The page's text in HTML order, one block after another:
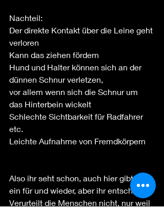
Nachteil:
Der direkte Kontakt über die Leine geht
verloren
Kann das ziehen fördern
Hund und Halter können sich an der
dünnen Schnur verletzen,
vor allem wenn sich die Schnur um
das Hinterbein wickelt
Schlechte Sichtbarkeit für Radfahrer
etc.
Leichte Aufnahme von Fremdkörpern
Also ihr seht schon, auch hier gibt es
ein für und wieder, aber ihr entscheidet.
Verurteilt die Menschen nicht, nur weil